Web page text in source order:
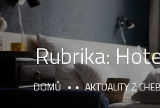
Rubrika:
DOMŮ AKTUALITY Z